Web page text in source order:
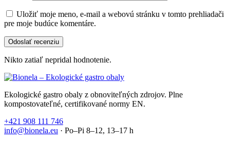
Uložiť moje meno, e-mail a webovú stránku v tomto prehliadači
pre moje budúce komentáre.
Nikto zatiaľ nepridal hodnotenie.
Ekologické gastro obaly z obnoviteľných zdrojov. Plne
kompostovateľné, certifikované normy EN.
+421 908 111 746
info@bionela.eu · Po–Pi 8–12, 13–17 h